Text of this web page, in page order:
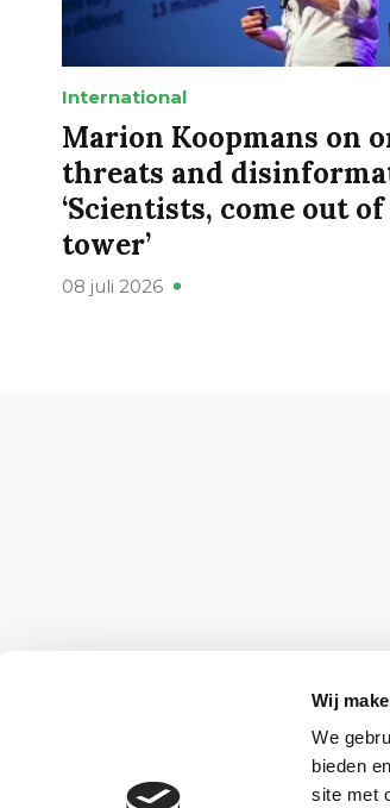
Wij
We
bieden
site met
International
Marion Koopmans on
threats and
‘Scientists, come out
tower’
08 juli 2026